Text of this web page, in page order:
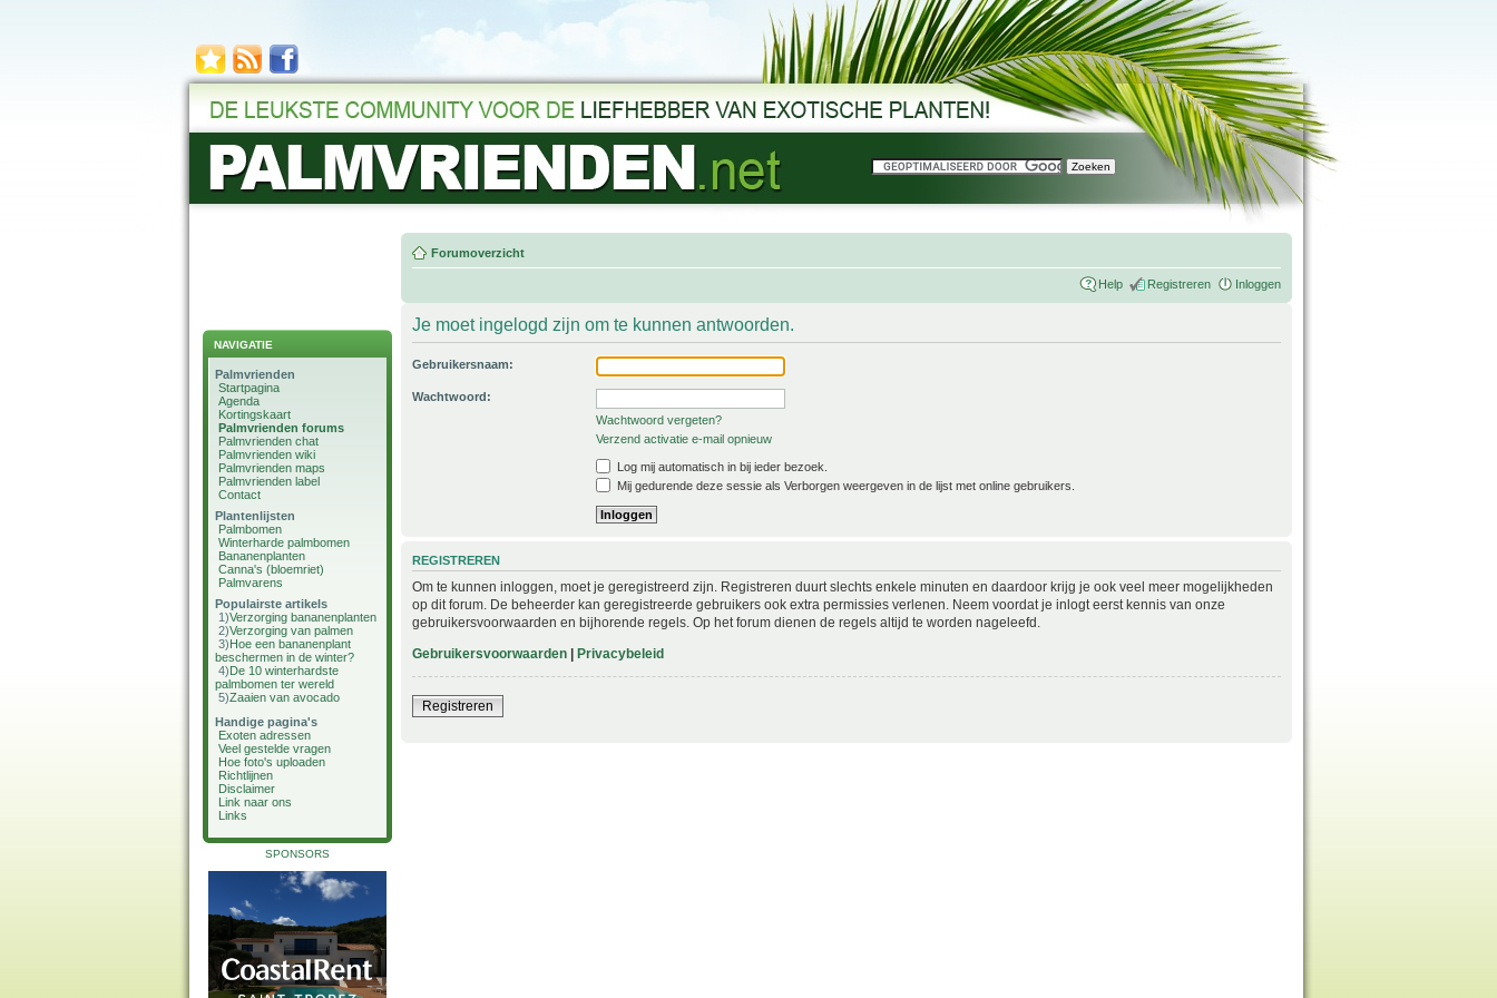
NAVIGATIE
Palmvrienden
Startpagina
Agenda
Kortingskaart
Palmvrienden forums
Palmvrienden chat
Palmvrienden wiki
Palmvrienden maps
Palmvrienden label
Contact
Plantenlijsten
Palmbomen
Winterharde palmbomen
Bananenplanten
Canna's (bloemriet)
Palmvarens
Populairste artikels
1)Verzorging bananenplanten
2)Verzorging van palmen
3)Hoe een bananenplant
beschermen in de winter?
4)De 10 winterhardste
palmbomen ter wereld
5)Zaaien van avocado
Handige pagina's
Exoten adressen
Veel gestelde vragen
Hoe foto's uploaden
Richtlijnen
Disclaimer
Link naar ons
Links
SPONSORS
Forumoverzicht
Help Registreren Inloggen
Je moet ingelogd zijn om te kunnen antwoorden.
Gebruikersnaam:
Wachtwoord:
Wachtwoord vergeten?
Verzend activatie e-mail opnieuw
Log mij automatisch in bij ieder bezoek.
Mij gedurende deze sessie als Verborgen weergeven in de lijst met online gebruikers.
REGISTREREN
Om te kunnen inloggen, moet je geregistreerd zijn. Registreren duurt slechts enkele minuten en daardoor krijg je ook veel meer mogelijkheden
op dit forum. De beheerder kan geregistreerde gebruikers ook extra permissies verlenen. Neem voordat je inlogt eerst kennis van onze
gebruikersvoorwaarden en bijhorende regels. Op het forum dienen de regels altijd te worden nageleefd.
Gebruikersvoorwaarden | Privacybeleid
Registreren